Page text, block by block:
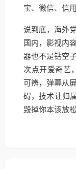
宝、微信、信
说到底，海外
国内，影视内
器也不是钻空
次点开爱奇艺
可辨，弹幕从
碍，技术让归
毁掉你本该放